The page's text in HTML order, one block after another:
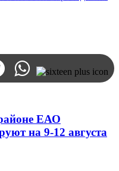
ЕАО
на 9-12 августа